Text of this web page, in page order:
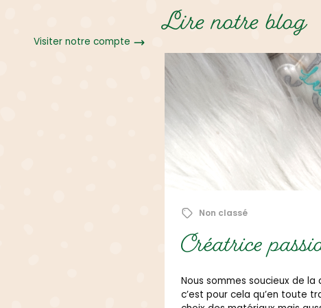
Visiter notre compte Lire notre blog
Non classé
Créatrice
Nous sommes soucieux de
c’est pour cela qu’en toute